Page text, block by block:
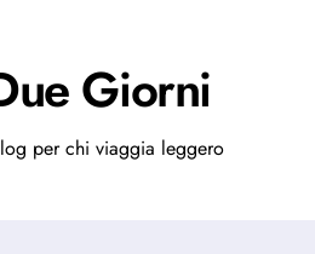
Giorni
per chi viaggia leggero